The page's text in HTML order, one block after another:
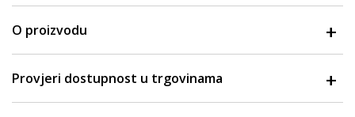
O proizvodu
Provjeri dostupnost u trgovinama